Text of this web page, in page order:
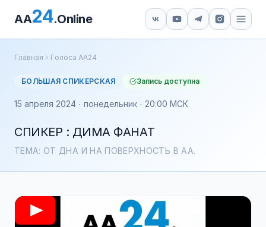
AA24.Online
Главная Голоса АА24
БОЛЬШАЯ СПИКЕРСКАЯ Запись доступна
15 апреля 2024 · понедельник · 20:00 МСК
СПИКЕР : ДИМА ФАНАТ
ТЕМА: ОТ ДНА И НА ПОВЕРХНОСТЬ В АА.